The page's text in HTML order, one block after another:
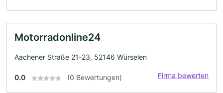
Motorradonline24
Aachener Straße 21-23, 52146 Würselen
0.0 (0 Bewertungen) Firma bewerten